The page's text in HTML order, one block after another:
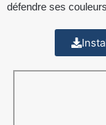
défendre ses